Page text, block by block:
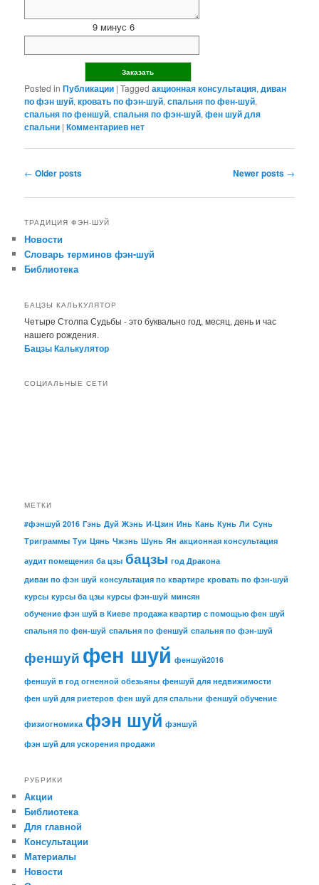
9 минус 6
Posted in Публикации |Tagged акционная консультация,диван
по фэн шуй,кровать по фэн-шуй,спальня по фен-шуй,
спальня по феншуй,спальня по фэн-шуй,фен шуй для
спальни |Комментариев нет
Post
← Older posts Newer posts →
ТРАДИЦИЯ ФЭН-ШУЙ
Новости
Словарь терминов фэн-шуй
Библиотека
БАЦЗЫ КАЛЬКУЛЯТОР
Четыре Столпа Судьбы - это буквально год, месяц, день и час
нашего рождения.
Бацзы Калькулятор
СОЦИАЛЬНЫЕ СЕТИ
МЕТКИ
#фэншуй 2016 Гэнь Дуй Жэнь И-Цзин Инь Кань Кунь Ли Сунь
Триграммы Туи Цянь Чжэнь Шунь Ян акционная консультация
аудит помещения ба цзы бацзы год Дракона
диван по фэн шуй консультация по квартире кровать по фэн-шуй
курсы курсы ба цзы курсы фэн-шуй минсян
обучение фэн шуй в Киеве продажа квартир с помощью фен шуй
спальня по фен-шуй спальня по феншуй спальня по фэн-шуй
феншуй фен шуй феншуй2016
феншуй в год огненной обезьяны феншуй для недвижимости
фен шуй для риетеров фен шуй для спальни феншуй обучение
физиогномика фэн шуй фэншуй
фэн шуй для ускорения продажи
РУБРИКИ
Акции
Библиотека
Для главной
Консультации
Материалы
Новости